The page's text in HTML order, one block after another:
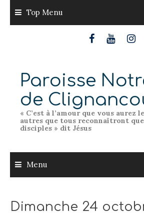
content
Top Menu
Paroisse
de
« C’est à l’amour que vous aurez
autres que tous reconnaîtront
disciples » dit Jésus
Menu
Dimanche 24